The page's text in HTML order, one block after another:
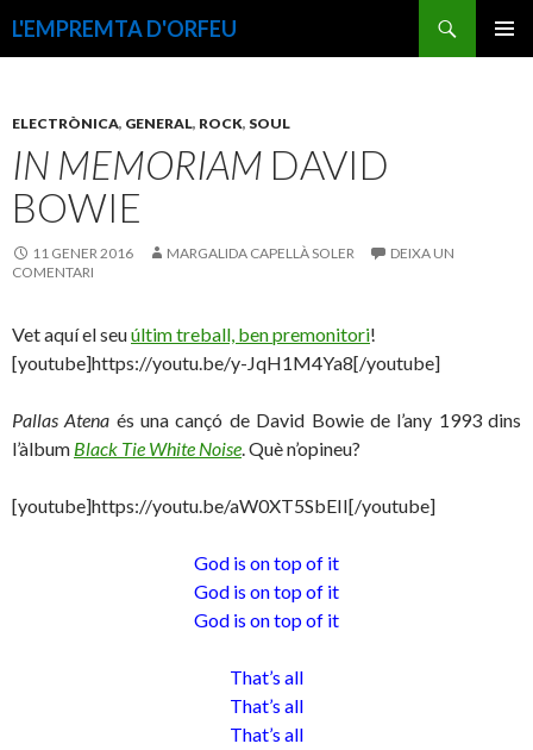
L'EMPREMTA D'ORFEU
ELECTRÒNICA, GENERAL, ROCK, SOUL
IN MEMORIAM DAVID
BOWIE
11 GENER 2016 MARGALIDA CAPELLÀ SOLER
DEIXA UN
COMENTARI
Vet aquí el seuúltim treball, ben premonitori!
[youtube]https://youtu.be/y-JqH1M4Ya8[/youtube]
Pallas Atena és una cançó de David Bowie de l’any 1993 dins
l’àlbum Black Tie White Noise. Què n’opineu?
[youtube]https://youtu.be/aW0XT5SbEII[/youtube]
God is on top of it
God is on top of it
God is on top of it
That’s all
That’s all
That’s all